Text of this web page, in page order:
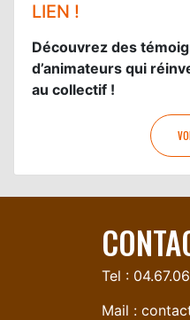
LIEN !
Découvrez des
d’animateurs qui
au collectif !
Tel :
Mail :